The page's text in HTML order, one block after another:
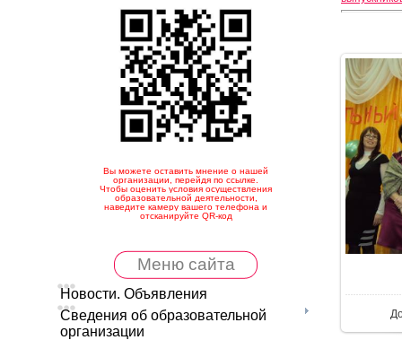
Вы можете оставить мнение о нашей
организации, перейдя по ссылке.
Чтобы оценить условия осуществления
образовательной деятельности,
наведите камеру вашего телефона и
отсканируйте QR-код
Меню сайта
Новости. Объявления
Сведения об образовательной
организации